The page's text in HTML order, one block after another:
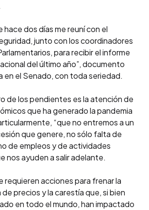
hace dos días me reuní con el
junto con los coordinadores
para recibir el informe
del último año”, documento
en el Senado, con toda seriedad.
de los pendientes es la atención de
que ha generado la pandemia
“que no entremos a un
que genere, no sólo falta de
de empleos y de actividades
nos ayuden a salir adelante.
requieren acciones para frenar la
de precios y la carestía que, si bien
en todo el mundo, han impactado